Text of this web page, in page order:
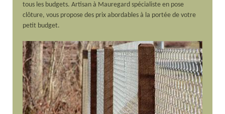
tous les budgets. Artisan à Mauregard spécialiste en pose
clôture, vous propose des prix abordables à la portée de votre
petit budget.